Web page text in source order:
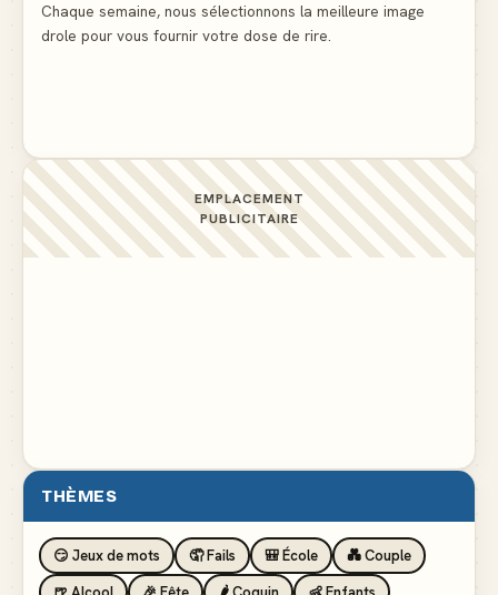
Chaque semaine, nous sélectionnons la meilleure image
drole pour vous fournir votre dose de rire.
EMPLACEMENT
PUBLICITAIRE
THÈMES
😏 Jeux de mots 🤦 Fails 🎒 École
💑 Couple